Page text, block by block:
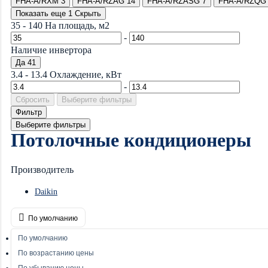
Показать еще 1 Скрыть
35 - 140 На площадь, м2
-
Наличие инвертора
Да 41
3.4 - 13.4 Охлаждение, кВт
-
Сбросить
Выберите фильтры
Фильтр
Выберите фильтры
Потолочные кондиционеры
Производитель
Daikin
По умолчанию
По умолчанию
По возрастанию цены